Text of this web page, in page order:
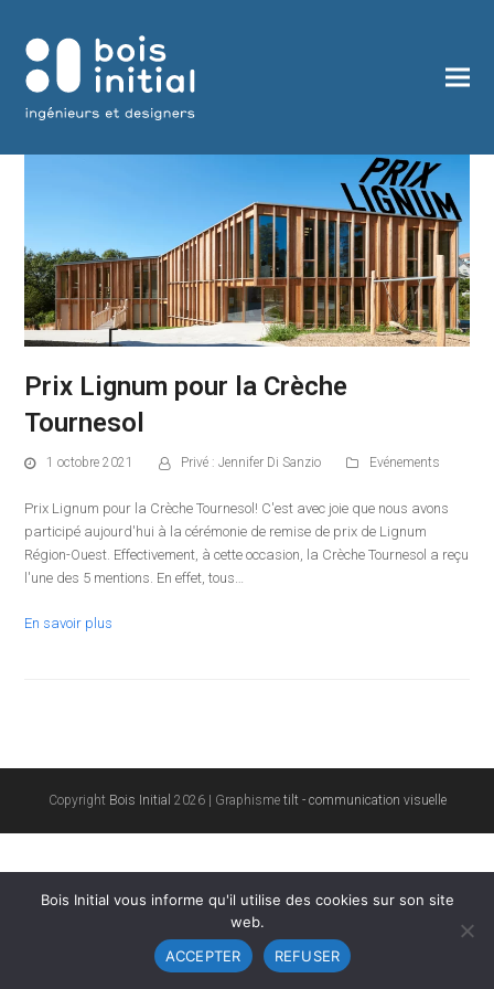
Prix Lignum pour la Crèche
Tournesol
1 octobre 2021 Privé : Jennifer Di Sanzio Evénements
Prix Lignum pour la Crèche Tournesol! C'est avec joie que nous avons
participé aujourd'hui à la cérémonie de remise de prix de Lignum
Région-Ouest. Effectivement, à cette occasion, la Crèche Tournesol a reçu
l'une des 5 mentions. En effet, tous…
En savoir plus
Copyright Bois Initial 2026 | Graphisme tilt - communication visuelle
Bois Initial vous informe qu'il utilise des cookies sur son site
web.
ACCEPTER
REFUSER